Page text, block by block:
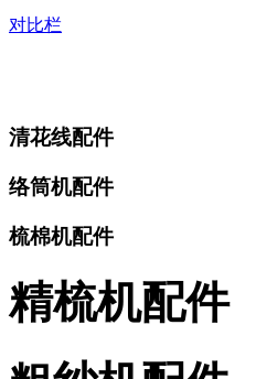
对比栏
清花线配件
络筒机配件
梳棉机配件
精梳机配件